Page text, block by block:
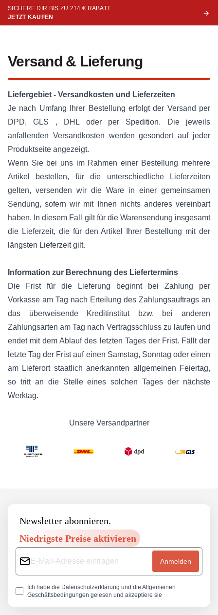
SICHERE DIR BIS ZU 214 € RABATT
JETZT KAUFEN
Versand & Lieferung
Liefergebiet - Versandkosten und Lieferzeiten
Je nach Umfang Ihrer Bestellung erfolgt der Versand per
DPD, GLS , DHL oder per Spedition. Die jeweils
anfallenden Versandkosten werden gesondert auf jeder
Produktseite angezeigt.
Wenn Sie bei uns im Rahmen einer Bestellung mehrere
Artikel bestellen, für die unterschiedliche Lieferzeiten
gelten, versenden wir die Ware in einer gemeinsamen
Sendung, sofern wir mit Ihnen nichts anderes vereinbart
haben. In diesem Fall gilt für die Warensendung insgesamt
die Lieferzeit, die für den Artikel Ihrer Bestellung mit der
längsten Lieferzeit gilt.
Information zur Berechnung des Liefertermins
Die Frist für die Lieferung beginnt bei Zahlung per
Vorkasse am Tag nach Erteilung des Zahlungsauftrags an
das überweisende Kreditinstitut bzw. bei anderen
Zahlungsarten am Tag nach Vertragsschluss zu laufen und
endet mit dem Ablauf des letzten Tages der Frist. Fällt der
letzte Tag der Frist auf einen Samstag, Sonntag oder einen
am Lieferort staatlich anerkannten allgemeinen Feiertag,
so tritt an die Stelle eines solchen Tages der nächste
Werktag.
Unsere Versandpartner
Newsletter abonnieren.
Niedrigste Preise aktivieren
Anmelden
Ich habe die Datenschutzerklärung und die Allgemeinen
Geschäftsbedingungen gelesen und akzeptiere sie